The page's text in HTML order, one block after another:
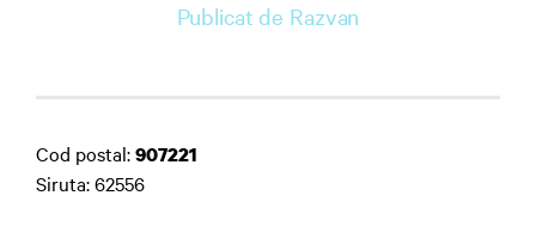
Publicat de Razvan
Cod postal:907221
Siruta: 62556